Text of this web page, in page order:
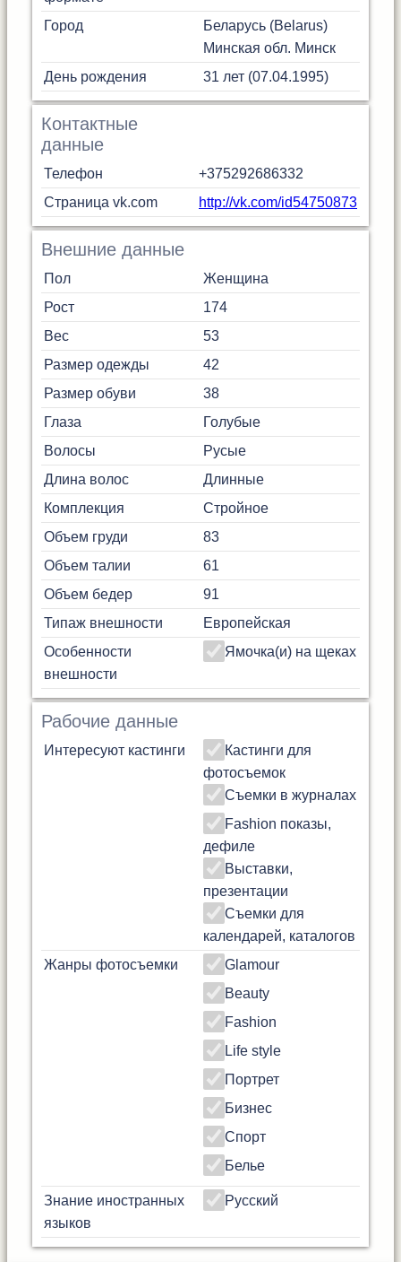
Город
Беларусь (Belarus)
Минская обл. Минск
День рождения
31 лет (07.04.1995)
Контактные
данные
Телефон
+375292686332
Страница vk.com
http://vk.com/id54750873
Внешние данные
Пол
Женщина
Рост
174
Вес
53
Размер одежды
42
Размер обуви
38
Глаза
Голубые
Волосы
Русые
Длина волос
Длинные
Комплекция
Стройное
Объем груди
83
Объем талии
61
Объем бедер
91
Типаж внешности
Европейская
Особенности
внешности
Ямочка(и) на щеках
Рабочие данные
Интересуют кастинги
Кастинги для
фотосъемок
Съемки в журналах
Fashion показы,
дефиле
Выставки,
презентации
Съемки для
календарей, каталогов
Жанры фотосъемки
Glamour
Beauty
Fashion
Life style
Портрет
Бизнес
Спорт
Белье
Знание иностранных
языков
Русский